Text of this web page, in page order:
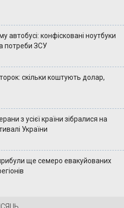
автобусі: конфісковані ноутбуки
потреби ЗСУ
скільки коштують долар,
з усієї країни зібралися на
України
ще семеро евакуйованих